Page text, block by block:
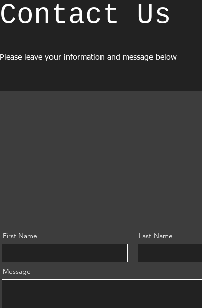
Contact Us
Please leave your information and message below
First Name Last Name
Message